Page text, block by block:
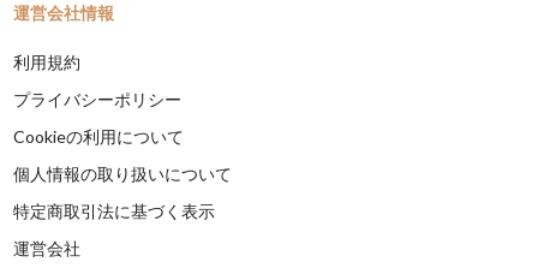
運営会社情報
利用規約
プライバシーポリシー
Cookieの利用について
個人情報の取り扱いについて
特定商取引法に基づく表示
運営会社